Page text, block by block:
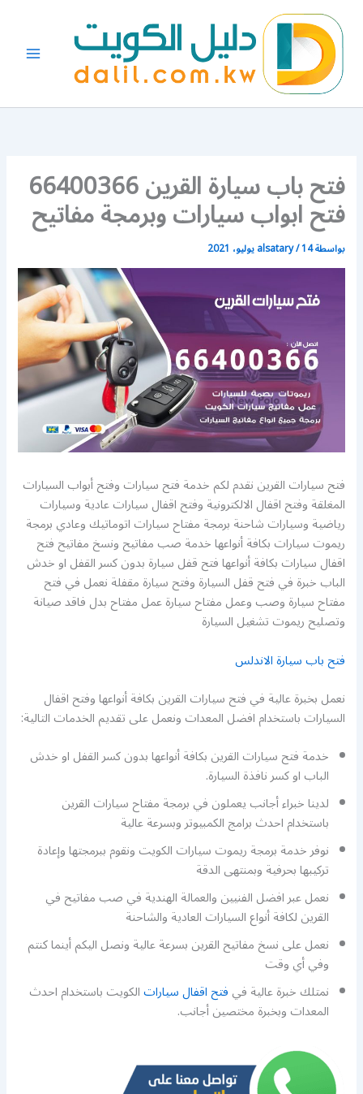
المحتوى
فتح باب سيارة القرين 66400366
فتح ابواب سيارات وبرمجة مفاتيح
بواسطة alsatary/14 يوليو، 2021
فتح سيارات القرين نقدم لكم خدمة فتح سيارات وفتح أبواب السيارات
المغلقة وفتح اقفال الالكترونية وفتح اقفال سيارات عادية وسيارات
رياضية وسيارات شاحنة برمجة مفتاح سيارات اتوماتيك وعادي برمجة
ريموت سيارات بكافة أنواعها خدمة صب مفاتيح ونسخ مفاتيح فتح
اقفال سيارات بكافة أنواعها فتح قفل سيارة بدون كسر القفل او خدش
الباب خبرة في فتح قفل السيارة وفتح سيارة مقفلة نعمل في فتح
مفتاح سيارة وصب وعمل مفتاح سيارة عمل مفتاح بدل فاقد صيانة
وتصليح ريموت تشغيل السيارة
فتح باب سيارة الاندلس
نعمل بخبرة عالية في فتح سيارات القرين بكافة أنواعها وفتح اقفال
السيارات باستخدام افضل المعدات ونعمل على تقديم الخدمات التالية:
خدمة فتح سيارات القرين بكافة أنواعها بدون كسر القفل او خدش
الباب او كسر نافذة السيارة.
لدينا خبراء أجانب يعملون في برمجة مفتاح سيارات القرين
باستخدام احدث برامج الكمبيوتر وبسرعة عالية
نوفر خدمة برمجة ريموت سيارات الكويت ونقوم ببرمجتها وإعادة
تركيبها بحرفية وبمنتهى الدقة
نعمل عبر افضل الفنيين والعمالة الهندية في صب مفاتيح في
القرين لكافة أنواع السيارات العادية والشاحنة
نعمل على نسخ مفاتيح القرين بسرعة عالية ونصل اليكم أينما كنتم
وفي أي وقت
نمتلك خبرة عالية فيفتح اقفال سياراتالكويت باستخدام احدث
المعدات وبخبرة مختصين أجانب.